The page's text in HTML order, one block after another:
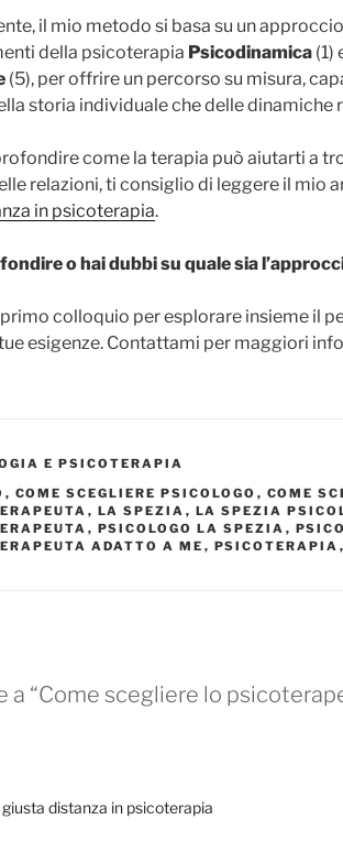
il mio metodo si basa su un approccio
della psicoterapia Psicodinamica (1)
(5), per offrire un percorso su misura,
storia individuale che delle dinamiche
come la terapia può aiutarti a
relazioni, ti consiglio di leggere il mio
in psicoterapia.
o hai dubbi su quale sia
colloquio per esplorare insieme il
esigenze. Contattami per maggiori
E PSICOTERAPIA
, COME SCEGLIERE PSICOLOGO , COME
, LA SPEZIA , LA SPEZIA
, PSICOLOGO LA SPEZIA ,
ADATTO A ME , PSICOTERAPIA ,
a “Come scegliere lo
giusta distanza in psicoterapia